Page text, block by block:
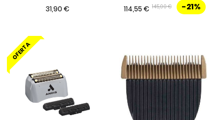
31,90 €
114,55 € 145,00 € -21%
OFERTA